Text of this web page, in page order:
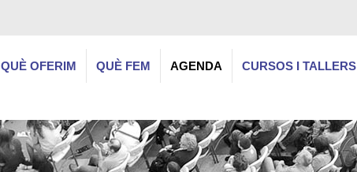
QUÈ OFERIM QUÈ FEM AGENDA CURSOS I TALLERS